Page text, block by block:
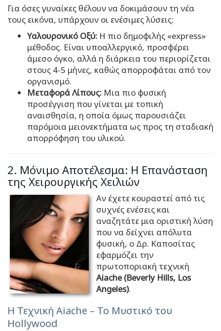
Για όσες γυναίκες θέλουν να δοκιμάσουν τη νέα
τους εικόνα, υπάρχουν οι ενέσιμες λύσεις:
Υαλουρονικό Οξύ: Η πιο δημοφιλής «express»
μέθοδος. Είναι υποαλλεργικό, προσφέρει
άμεσο όγκο, αλλά η διάρκεια του περιορίζεται
στους 4-5 μήνες, καθώς απορροφάται από τον
οργανισμό.
Μεταφορά Λίπους: Μια πιο φυσική
προσέγγιση που γίνεται με τοπική
αναισθησία, η οποία όμως παρουσιάζει
παρόμοια μειονεκτήματα ως προς τη σταδιακή
απορρόφηση του υλικού.
2. Μόνιμο Αποτέλεσμα: Η Επανάσταση
της Χειρουργικής Χειλιών
Αν έχετε κουραστεί από τις
συχνές ενέσεις και
αναζητάτε μια οριστική λύση
που να δείχνει απόλυτα
φυσική, ο Δρ. Καποσίτας
εφαρμόζει την
πρωτοποριακή τεχνική
Aiache (Beverly Hills, Los
Angeles).
Η Τεχνική Aiache – Το Μυστικό του
Hollywood